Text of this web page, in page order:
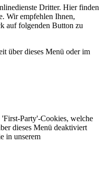
Dritter. Hier finden
Wir empfehlen Ihnen,
auf folgenden Button zu
über dieses Menü oder im
Party'-Cookies, welche
dieses Menü deaktiviert
in unserem